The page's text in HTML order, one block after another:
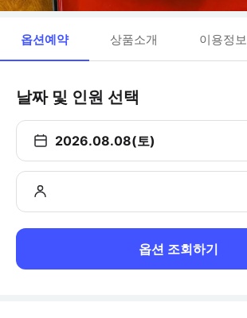
옵션예약 상품소개 이용정보
날짜 및 인원 선택
2026.08.08(토)
옵션 조회하기